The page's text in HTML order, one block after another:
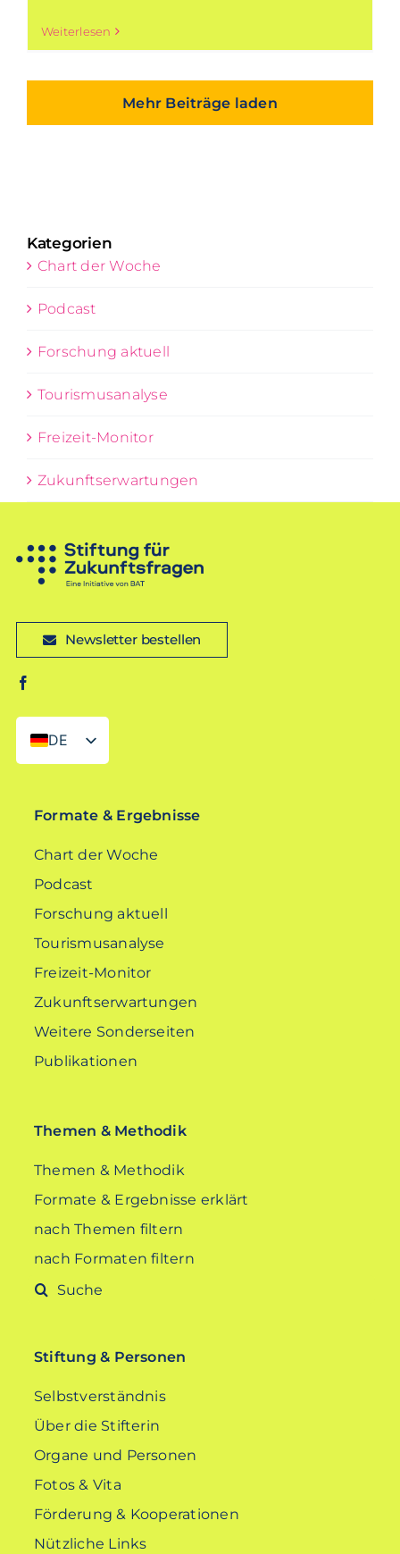
Weiterlesen
Mehr Beiträge laden
Kategorien
Chart der Woche
Podcast
Forschung aktuell
Tourismusanalyse
Freizeit-Monitor
Zukunftserwartungen
Newsletter bestellen
DE
EN
Formate & Ergebnisse
Chart der Woche
Podcast
Forschung aktuell
Tourismusanalyse
Freizeit-Monitor
Zukunftserwartungen
Weitere Sonderseiten
Publikationen
Themen & Methodik
Themen & Methodik
Formate & Ergebnisse erklärt
nach Themen filtern
nach Formaten filtern
Suche
Stiftung & Personen
Selbstverständnis
Über die Stifterin
Organe und Personen
Fotos & Vita
Förderung & Kooperationen
Nützliche Links